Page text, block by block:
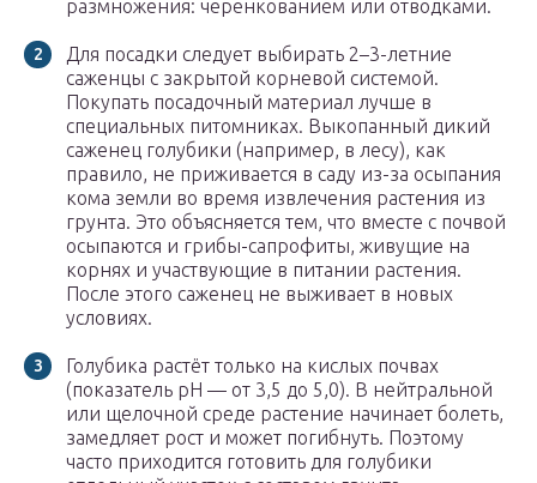
размножения: черенкованием или отводками.
Для посадки следует выбирать 2–3-летние
саженцы с закрытой корневой системой.
Покупать посадочный материал лучше в
специальных питомниках. Выкопанный дикий
саженец голубики (например, в лесу), как
правило, не приживается в саду из-за осыпания
кома земли во время извлечения растения из
грунта. Это объясняется тем, что вместе с почвой
осыпаются и грибы-сапрофиты, живущие на
корнях и участвующие в питании растения.
После этого саженец не выживает в новых
условиях.
Голубика растёт только на кислых почвах
(показатель рН — от 3,5 до 5,0). В нейтральной
или щелочной среде растение начинает болеть,
замедляет рост и может погибнуть. Поэтому
часто приходится готовить для голубики